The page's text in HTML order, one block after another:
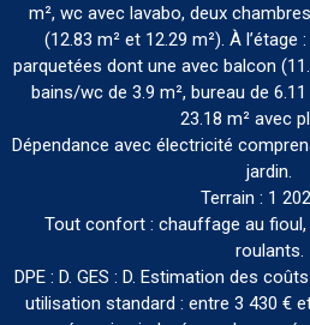
m², wc avec lavabo, deux
(12.83 m² et 12.29 m²). À
parquetées dont une avec balcon
bains/wc de 3.9 m², bureau de
23.18 m² avec
Dépendance avec électricité
jardin.
Terrain : 1
Tout confort : chauffage au
roulants.
DPE : D. GES : D. Estimation des
utilisation standard : entre 3 430 €